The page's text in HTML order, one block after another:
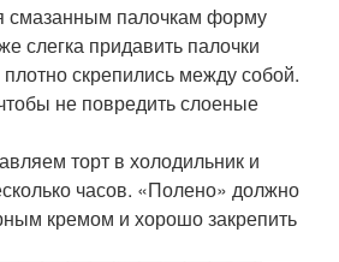
смазанным палочкам форму
слегка придавить палочки
скрепились между собой.
не повредить слоеные
торт в холодильник и
часов. «Полено» должно
кремом и хорошо закрепить